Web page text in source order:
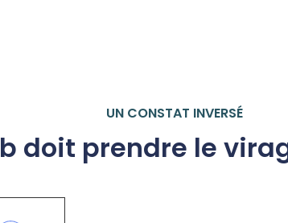
UN CONSTAT INVERSÉ
doit prendre le